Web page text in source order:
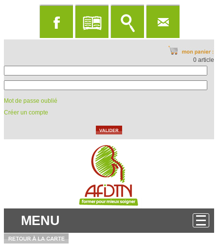
0 article
Mot de passe oublié
Créer un compte
MENU